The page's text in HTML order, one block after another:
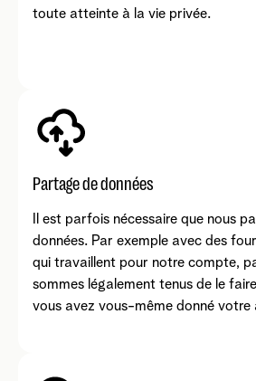
toute atteinte à la vie privée.
Partage de données
Il est parfois nécessaire que nous
données. Par exemple avec des
qui travaillent pour notre compte,
sommes légalement tenus de le
vous avez vous-même donné